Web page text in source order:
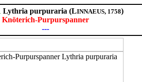
Lythria purpuraria (LINNAEUS, 1758)
Knöterich-Purpurspanner
---